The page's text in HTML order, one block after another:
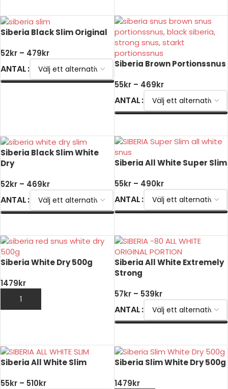
Siberia Black Slim Original
52kr – 479kr
ANTAL
Siberia Brown Portionssnus
55kr – 469kr
ANTAL
Siberia Black Slim White
Dry
52kr – 469kr
ANTAL
Siberia All White Super Slim
55kr – 490kr
ANTAL
Siberia White Dry 500g
1479kr
LÄGG TILL I VARUKORG
Siberia All White Extremely
Strong
57kr – 539kr
ANTAL
Siberia All White Slim
55kr – 510kr
Siberia Slim White Dry 500g
1479kr